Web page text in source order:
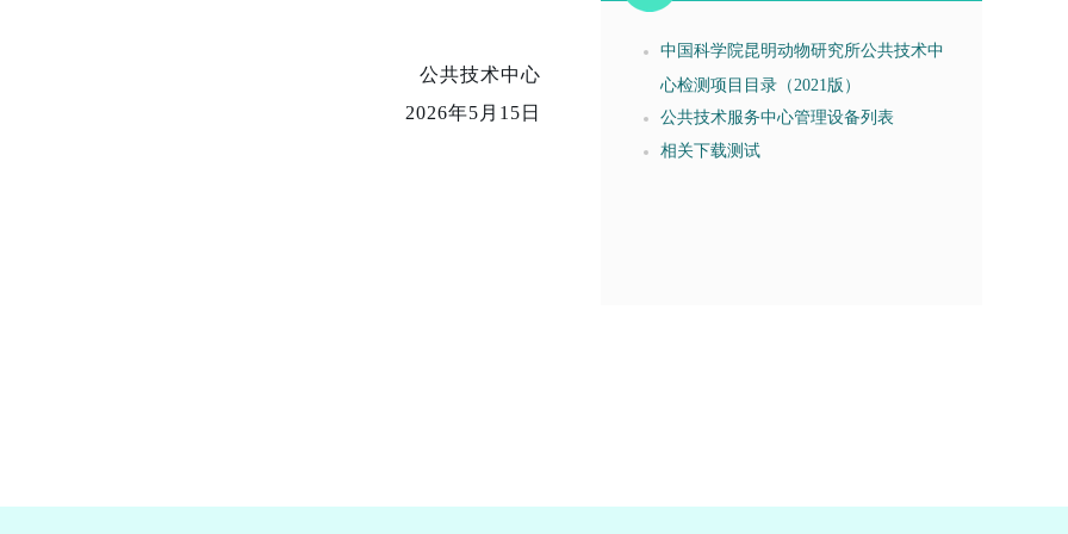
公共技术中心
2026年5月15日
中国科学院昆明动物研究所公共技术中
心检测项目目录（2021版）
公共技术服务中心管理设备列表
相关下载测试